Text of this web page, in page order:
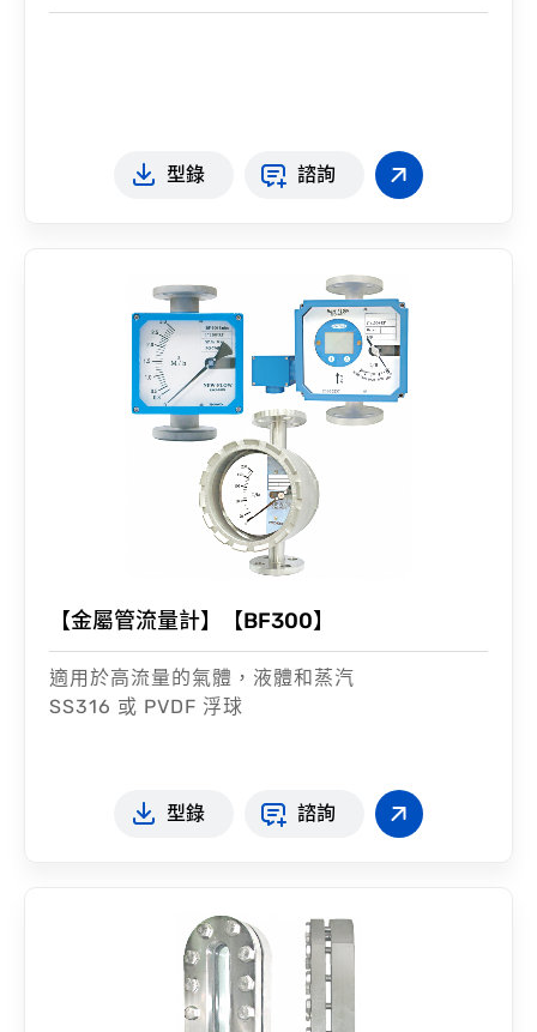
型錄 諮詢
【金屬管流量計】【BF300】
適用於高流量的氣體，液體和蒸汽
SS316 或 PVDF 浮球
型錄 諮詢